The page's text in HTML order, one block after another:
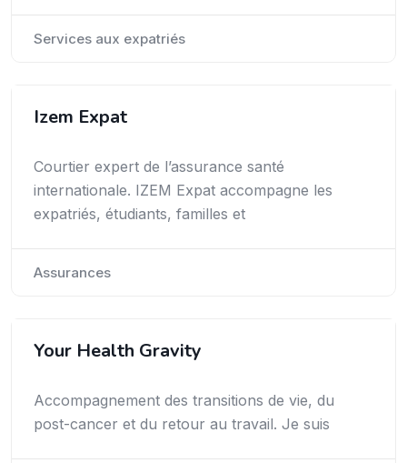
Services aux expatriés
Izem Expat
Courtier expert de l’assurance santé
internationale. IZEM Expat accompagne les
expatriés, étudiants, familles et
Assurances
Your Health Gravity
Accompagnement des transitions de vie, du
post-cancer et du retour au travail. Je suis